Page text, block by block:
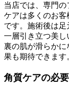
当店では、専門
ケアは多くのお
です。施術後は
一層引き立つ美し
裏の肌が滑らか
果も期待できます
角質ケアの必